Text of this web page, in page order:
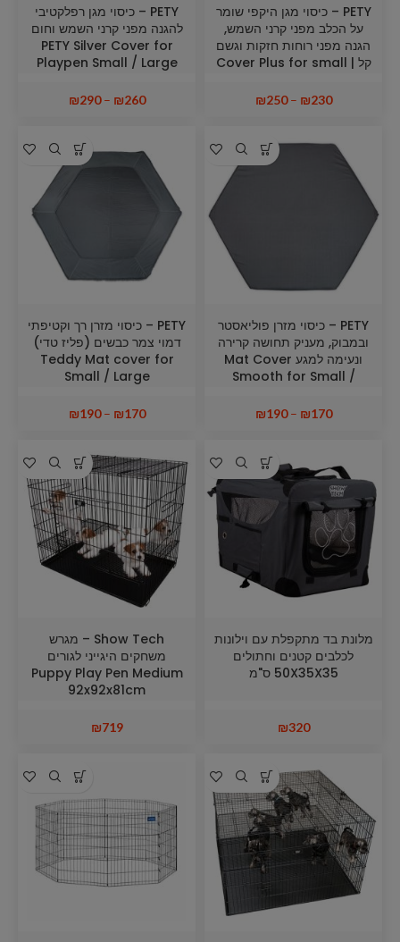
PETY – כיסוי מגן היקפי שומר
על הכלב מפני קרני השמש,
הגנה מפני רוחות חזקות וגשם
קל Cover Plus for small |
₪230
–
₪250
PETY – כיסוי מגן רפלקטיבי
להגנה מפני קרני השמש וחום
PETY Silver Cover for
Playpen Small / Large
₪260
–
₪290
PETY – כיסוי מזרן פוליאסטר
ובמבוק, מעניק תחושה קרירה
ונעימה למגע Mat Cover
Smooth for Small /
₪170
–
₪190
PETY – כיסוי מזרן רך וקטיפתי
דמוי צמר כבשים (פליז טדי)
Teddy Mat cover for
Small / Large
₪170
–
₪190
מלונת בד מתקפלת עם וילונות
לכלבים קטנים וחתולים
50X35X35 ס"מ
₪320
Show Tech – מגרש
משחקים היגייני לגורים
Puppy Play Pen Medium
92x92x81cm
₪719